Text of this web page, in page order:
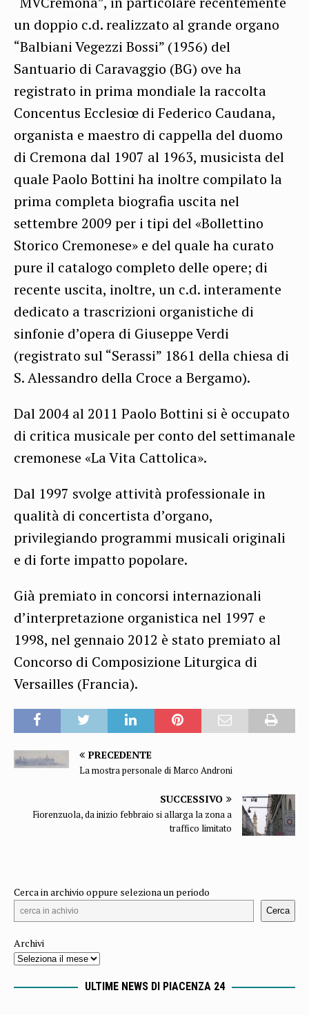
un doppio c.d. realizzato al grande organo
“Balbiani Vegezzi Bossi” (1956) del
Santuario di Caravaggio (BG) ove ha
registrato in prima mondiale la raccolta
Concentus Ecclesiœ di Federico Caudana,
organista e maestro di cappella del duomo
di Cremona dal 1907 al 1963, musicista del
quale Paolo Bottini ha inoltre compilato la
prima completa biografia uscita nel
settembre 2009 per i tipi del «Bollettino
Storico Cremonese» e del quale ha curato
pure il catalogo completo delle opere; di
recente uscita, inoltre, un c.d. interamente
dedicato a trascrizioni organistiche di
sinfonie d’opera di Giuseppe Verdi
(registrato sul “Serassi” 1861 della chiesa di
S. Alessandro della Croce a Bergamo).
Dal 2004 al 2011 Paolo Bottini si è occupato
di critica musicale per conto del settimanale
cremonese «La Vita Cattolica».
Dal 1997 svolge attività professionale in
qualità di concertista d’organo,
privilegiando programmi musicali originali
e di forte impatto popolare.
Già premiato in concorsi internazionali
d’interpretazione organistica nel 1997 e
1998, nel gennaio 2012 è stato premiato al
Concorso di Composizione Liturgica di
Versailles (Francia).
PRECEDENTE
La mostra personale di Marco Androni
SUCCESSIVO
Fiorenzuola, da inizio febbraio si allarga la zona a
traffico limitato
Cerca in archivio oppure seleziona un periodo
Cerca
Archivi
ULTIME NEWS DI PIACENZA 24